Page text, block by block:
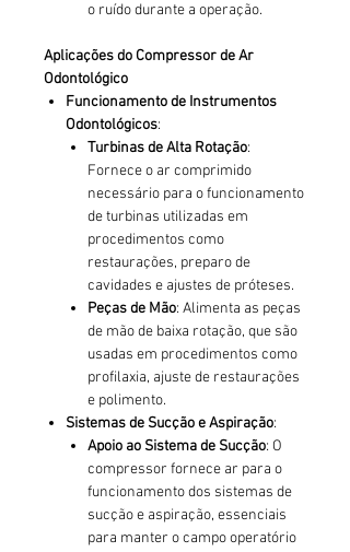
o ruído durante a operação.
Aplicações do Compressor de Ar
Odontológico
Funcionamento de Instrumentos
Odontológicos:
Turbinas de Alta Rotação:
Fornece o ar comprimido
necessário para o funcionamento
de turbinas utilizadas em
procedimentos como
restaurações, preparo de
cavidades e ajustes de próteses.
Peças de Mão: Alimenta as peças
de mão de baixa rotação, que são
usadas em procedimentos como
profilaxia, ajuste de restaurações
e polimento.
Sistemas de Sucção e Aspiração:
Apoio ao Sistema de Sucção: O
compressor fornece ar para o
funcionamento dos sistemas de
sucção e aspiração, essenciais
para manter o campo operatório